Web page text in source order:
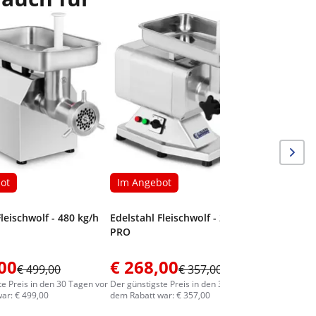
- 480 kg/h
€ 499,00
Preis in den 30 Tagen vor
€ 499,00
Im Angebot
Edelstahl Fleischwolf - 200 kg/h -
PRO
€ 268,00€ 357,00
Der günstigste Preis in den 30 Tagen vor
dem Rabatt war: € 357,00